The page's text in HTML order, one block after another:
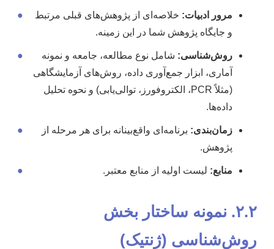
● مرور ادبیات: خلاصه‌ای از پژوهش‌های قبلی مرتبط
و جایگاه پژوهش شما در این زمینه.
● روش‌شناسی: شامل نوع مطالعه، جامعه و نمونه
آماری، ابزار جمع‌آوری داده، روش‌های آزمایشگاهی
(مثلاً PCR، الکتروفورز، توالی‌یابی) و نحوه تحلیل
داده‌ها.
● زمان‌بندی: برنامه‌ای واقع‌بینانه برای هر مرحله از
پژوهش.
● منابع: لیست اولیه از منابع معتبر.
۲.۲. نمونه ساختار بخش
روش‌شناسی (ژنتیک)